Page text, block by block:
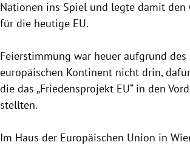
Nationen ins Spiel und legte damit den
für die heutige EU.
Feierstimmung war heuer aufgrund des
europäischen Kontinent nicht drin,
die das „Friedensprojekt EU“ in den
stellten.
Im Haus der Europäischen Union in